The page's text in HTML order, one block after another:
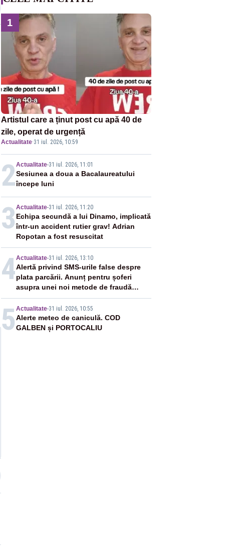
1
Artistul care a ținut post cu apă 40 de
zile, operat de urgență
Actualitate·31 iul. 2026, 10:59
2Actualitate-31 iul. 2026, 11:01
Sesiunea a doua a Bacalaureatului
începe luni
3 Actualitate-31 iul. 2026, 11:20
Echipa secundă a lui Dinamo, implicată
într-un accident rutier grav! Adrian
Ropotan a fost resuscitat
4Actualitate-31 iul. 2026, 13:10
Alertă privind SMS-urile false despre
plata parcării. Anunț pentru șoferi
asupra unei noi metode de fraudă
online
5 Actualitate-31 iul. 2026, 10:55
Alerte meteo de caniculă. COD
GALBEN și PORTOCALIU